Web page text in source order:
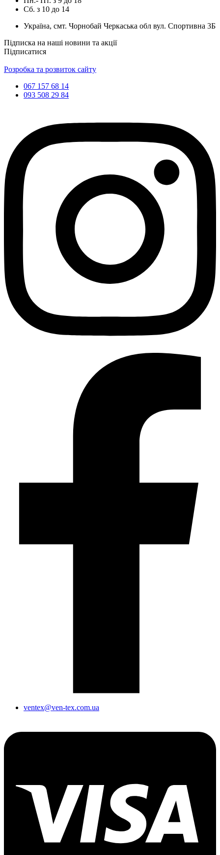
Сб. з 10 до 14
Україна, смт. Чорнобай Черкаська обл вул. Спортивна 3Б
Підписка на наші новини та акції
Підписатися
Розробка та розвиток сайту
067 157 68 14
093 508 29 84
ventex@ven-tex.com.ua